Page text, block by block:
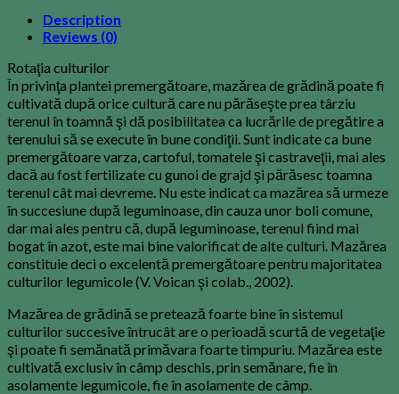
Description
Reviews (0)
Rotaţia culturilor
În privinţa plantei premergătoare, mazărea de grădină poate fi
cultivată după orice cultură care nu părăseşte prea târziu
terenul în toamnă şi dă posibilitatea ca lucrările de pregătire a
terenului să se execute în bune condiţii. Sunt indicate ca bune
premergătoare varza, cartoful, tomatele şi castraveţii, mai ales
dacă au fost fertilizate cu gunoi de grajd şi părăsesc toamna
terenul cât mai devreme. Nu este indicat ca mazărea să urmeze
în succesiune după leguminoase, din cauza unor boli comune,
dar mai ales pentru că, după leguminoase, terenul fiind mai
bogat în azot, este mai bine valorificat de alte culturi. Mazărea
constituie deci o excelentă premergătoare pentru majoritatea
culturilor legumicole (V. Voican şi colab., 2002).
Mazărea de grădină se pretează foarte bine în sistemul
culturilor succesive întrucât are o perioadă scurtă de vegetaţie
şi poate fi semănată primăvara foarte timpuriu. Mazărea este
cultivată exclusiv în câmp deschis, prin semănare, fie în
asolamente legumicole, fie în asolamente de câmp.